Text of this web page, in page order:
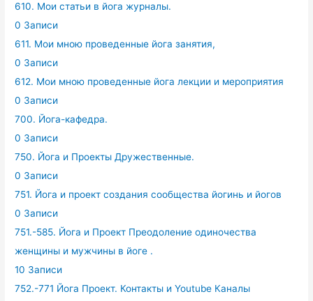
610. Мои статьи в йога журналы.
0 Записи
611. Мои мною проведенные йога занятия,
0 Записи
612. Мои мною проведенные йога лекции и мероприятия
0 Записи
700. Йога-кафедра.
0 Записи
750. Йога и Проекты Дружественные.
0 Записи
751. Йога и проект создания сообщества йогинь и йогов
0 Записи
751.-585. Йога и Проект Преодоление одиночества
женщины и мужчины в йоге .
10 Записи
752.-771 Йога Проект. Контакты и Youtube Каналы